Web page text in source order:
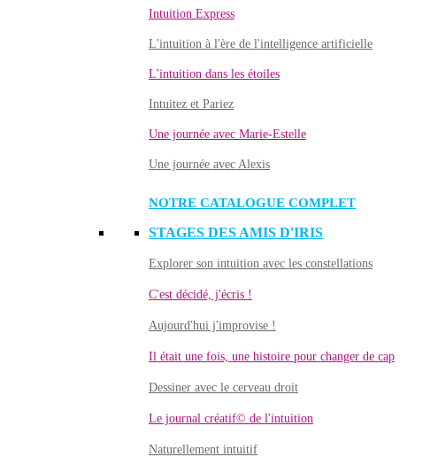
Intuition Express
L'intuition à l'ère de l'intelligence artificielle
L'intuition dans les étoiles
Intuitez et Pariez
Une journée avec Marie-Estelle
Une journée avec Alexis
NOTRE CATALOGUE COMPLET
STAGES DES AMIS D'IRIS
Explorer son intuition avec les constellations
C'est décidé, j'écris !
Aujourd'hui j'improvise !
Il était une fois, une histoire pour changer de cap
Dessiner avec le cerveau droit
Le journal créatif© de l'intuition
Naturellement intuitif